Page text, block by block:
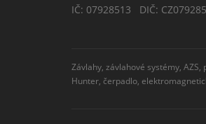
IČ: 07928513 DIČ:
Závlahy, závlahové systémy,
Hunter, čerpadlo,